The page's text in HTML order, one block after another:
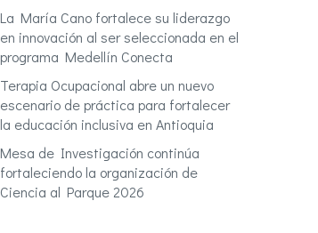
La María Cano fortalece su liderazgo
en innovación al ser seleccionada en el
programa Medellín Conecta
Terapia Ocupacional abre un nuevo
escenario de práctica para fortalecer
la educación inclusiva en Antioquia
Mesa de Investigación continúa
fortaleciendo la organización de
Ciencia al Parque 2026